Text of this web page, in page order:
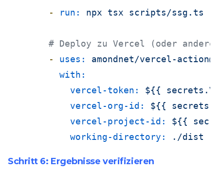
-
run: npx tsx scripts/ssg.ts
# Deploy zu Vercel (oder
-
uses:
amondnet/vercel-
with:
vercel-token:
${{
vercel-org-id:
${{
vercel-project-id:
${{
working-directory:
./dist
Schritt 6: Ergebnisse verifizieren